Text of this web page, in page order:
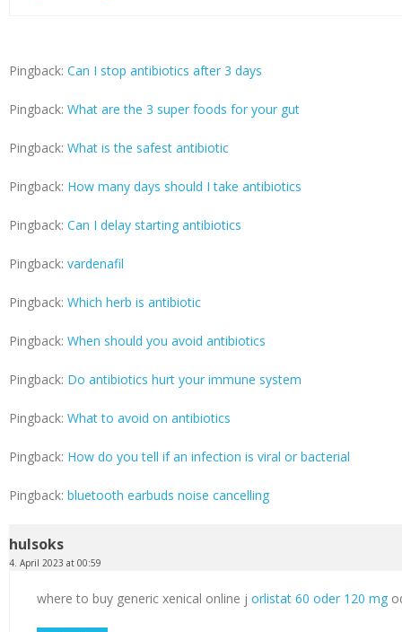
Pingback: Can I stop antibiotics after 3 days
Pingback: What are the 3 super foods for your gut
Pingback: What is the safest antibiotic
Pingback: How many days should I take antibiotics
Pingback: Can I delay starting antibiotics
Pingback: vardenafil
Pingback: Which herb is antibiotic
Pingback: When should you avoid antibiotics
Pingback: Do antibiotics hurt your immune system
Pingback: What to avoid on antibiotics
Pingback: How do you tell if an infection is viral or bacterial
Pingback: bluetooth earbuds noise cancelling
hulsoks
4. April 2023 at 00:59
where to buy generic xenical online j orlistat 60 oder 120 mg